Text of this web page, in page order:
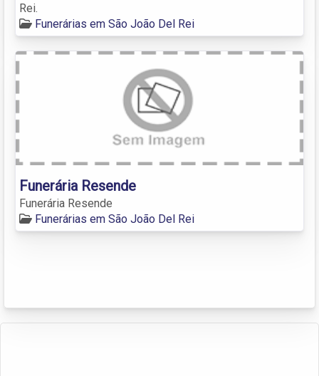
Rei.
Funerárias em São João Del Rei
Funerária Resende
Funerária Resende
Funerárias em São João Del Rei